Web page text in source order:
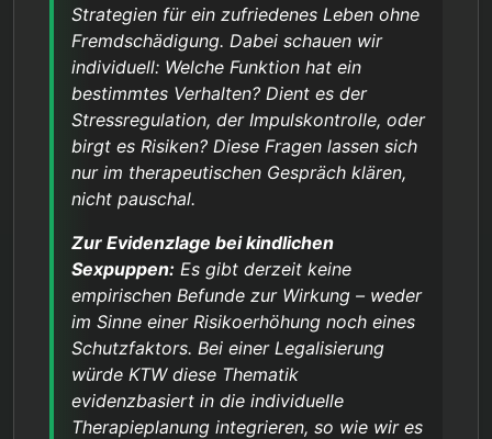
Strategien für ein zufriedenes Leben ohne
Fremdschädigung. Dabei schauen wir
individuell: Welche Funktion hat ein
bestimmtes Verhalten? Dient es der
Stressregulation, der Impulskontrolle, oder
birgt es Risiken? Diese Fragen lassen sich
nur im therapeutischen Gespräch klären,
nicht pauschal.
Zur Evidenzlage bei kindlichen
Sexpuppen: Es gibt derzeit keine
empirischen Befunde zur Wirkung – weder
im Sinne einer Risikoerhöhung noch eines
Schutzfaktors. Bei einer Legalisierung
würde KTW diese Thematik
evidenzbasiert in die individuelle
Therapieplanung integrieren, so wie wir es